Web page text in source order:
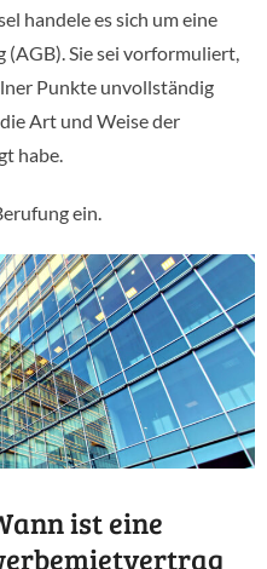
handele es sich um eine
Sie sei vorformuliert,
Punkte unvollständig
Art und Weise der
habe.
ein.
ist eine